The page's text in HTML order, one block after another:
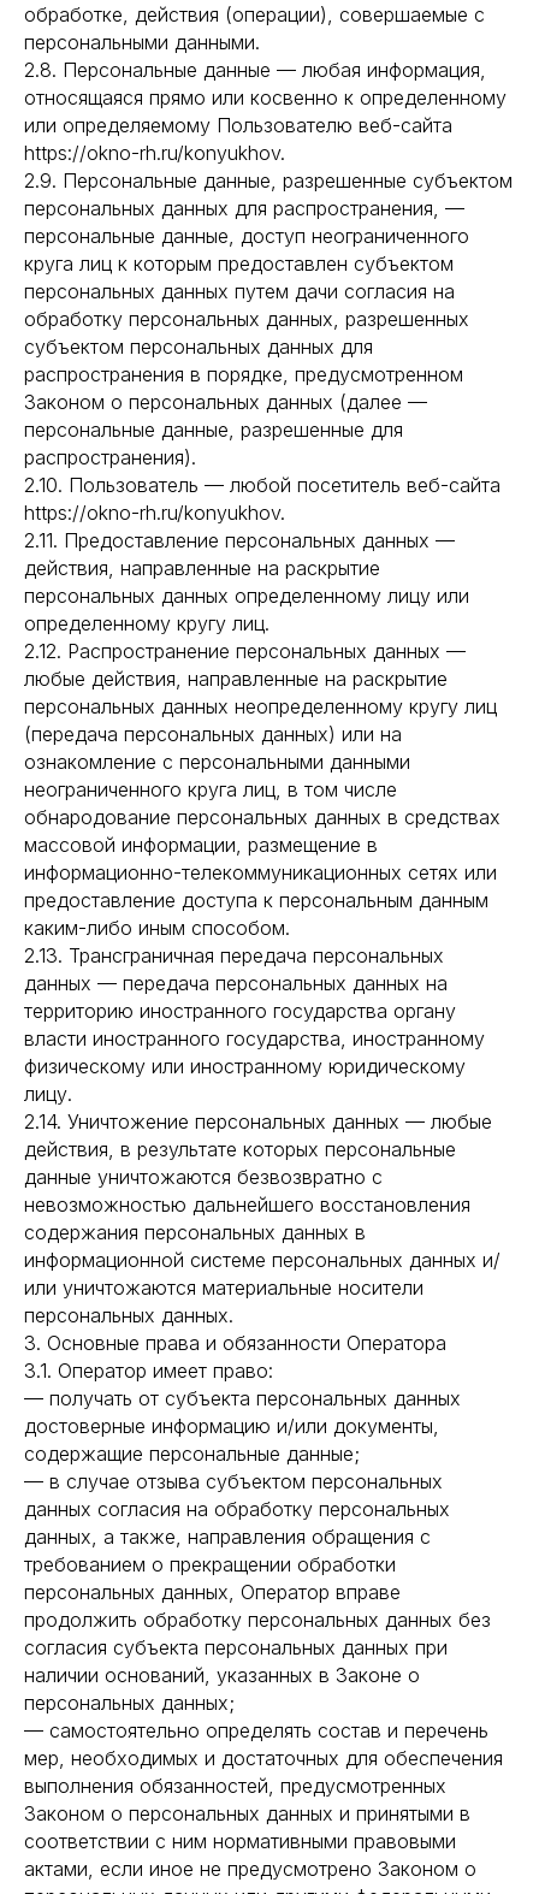
обработке, действия (операции), совершаемые с
персональными данными.
2.8. Персональные данные — любая информация,
относящаяся прямо или косвенно к определенному
или определяемому Пользователю веб-сайта
https://okno-rh.ru/konyukhov.
2.9. Персональные данные, разрешенные субъектом
персональных данных для распространения, —
персональные данные, доступ неограниченного
круга лиц к которым предоставлен субъектом
персональных данных путем дачи согласия на
обработку персональных данных, разрешенных
субъектом персональных данных для
распространения в порядке, предусмотренном
Законом о персональных данных (далее —
персональные данные, разрешенные для
распространения).
2.10. Пользователь — любой посетитель веб-сайта
https://okno-rh.ru/konyukhov.
2.11. Предоставление персональных данных —
действия, направленные на раскрытие
персональных данных определенному лицу или
определенному кругу лиц.
2.12. Распространение персональных данных —
любые действия, направленные на раскрытие
персональных данных неопределенному кругу лиц
(передача персональных данных) или на
ознакомление с персональными данными
неограниченного круга лиц, в том числе
обнародование персональных данных в средствах
массовой информации, размещение в
информационно-телекоммуникационных сетях или
предоставление доступа к персональным данным
каким-либо иным способом.
2.13. Трансграничная передача персональных
данных — передача персональных данных на
территорию иностранного государства органу
власти иностранного государства, иностранному
физическому или иностранному юридическому
лицу.
2.14. Уничтожение персональных данных — любые
действия, в результате которых персональные
данные уничтожаются безвозвратно с
невозможностью дальнейшего восстановления
содержания персональных данных в
информационной системе персональных данных и/
или уничтожаются материальные носители
персональных данных.
3. Основные права и обязанности Оператора
3.1. Оператор имеет право:
— получать от субъекта персональных данных
достоверные информацию и/или документы,
содержащие персональные данные;
— в случае отзыва субъектом персональных
данных согласия на обработку персональных
данных, а также, направления обращения с
требованием о прекращении обработки
персональных данных, Оператор вправе
продолжить обработку персональных данных без
согласия субъекта персональных данных при
наличии оснований, указанных в Законе о
персональных данных;
— самостоятельно определять состав и перечень
мер, необходимых и достаточных для обеспечения
выполнения обязанностей, предусмотренных
Законом о персональных данных и принятыми в
соответствии с ним нормативными правовыми
актами, если иное не предусмотрено Законом о